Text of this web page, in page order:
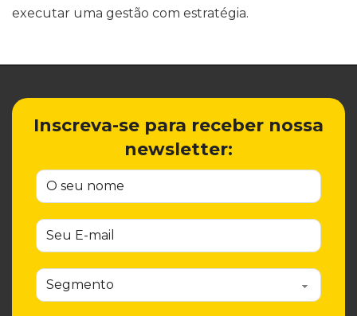
executar uma gestão com estratégia.
Inscreva-se para receber nossa
newsletter: